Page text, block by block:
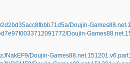
Doujin-
Doujin-
Doujin-